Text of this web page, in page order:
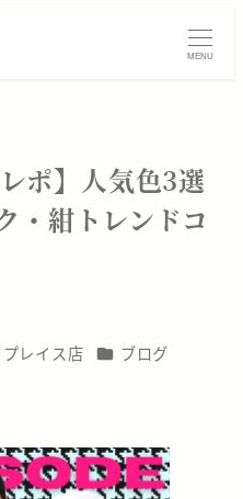
MENU
ポ】人気色3選
・紺トレンドコ
レイス店 カテゴリー
ブログ